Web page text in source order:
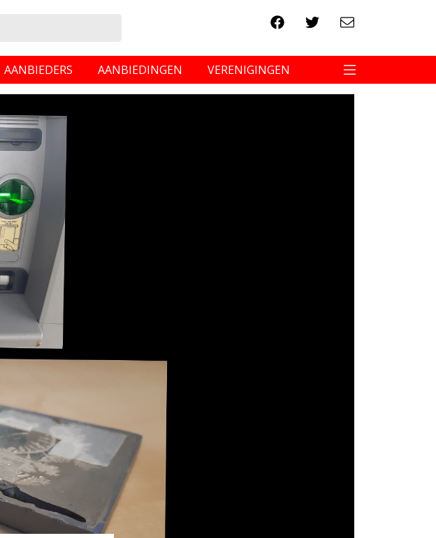
AANBIEDERS AANBIEDINGEN VERENIGINGEN